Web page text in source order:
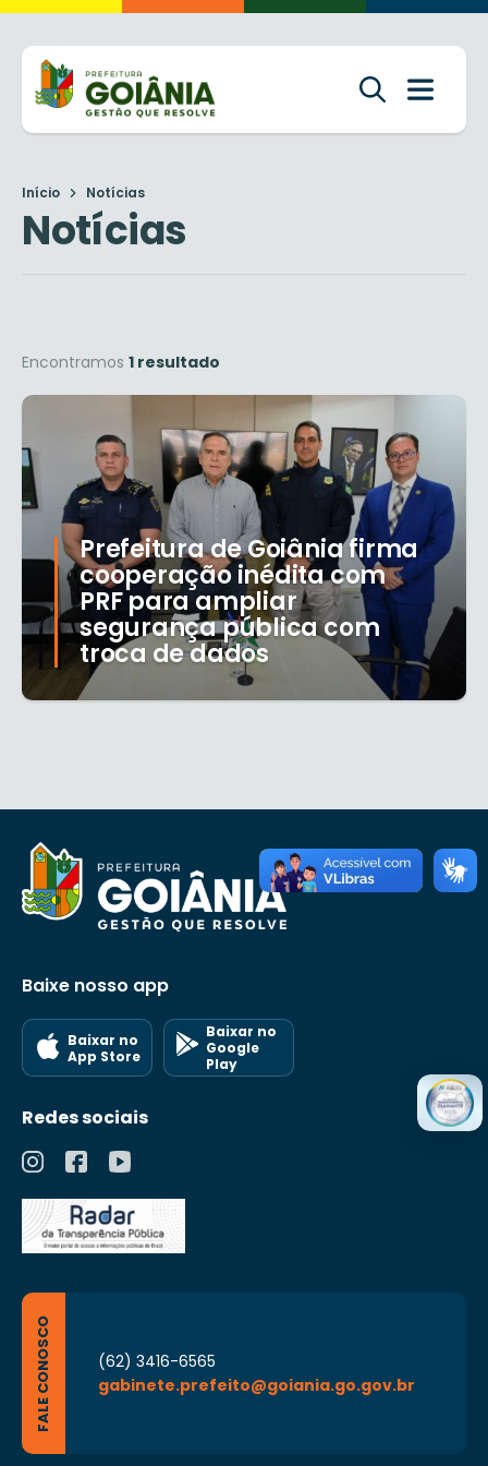
Início Notícias
Notícias
Encontramos 1 resultado
Prefeitura de Goiânia firma
cooperação inédita com
PRF para ampliar
segurança pública com
troca de dados
Baixe nosso app
Baixar no
App Store
Baixar no
Google
Play
Redes sociais
FALE CONOSCO
(62) 3416-6565
gabinete.prefeito@goiania.go.gov.br